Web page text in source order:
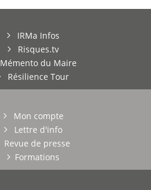
IRMa Infos
Risques.tv
Mémento du Maire
Résilience Tour
Mon compte
Lettre d'info
Revue de presse
Formations